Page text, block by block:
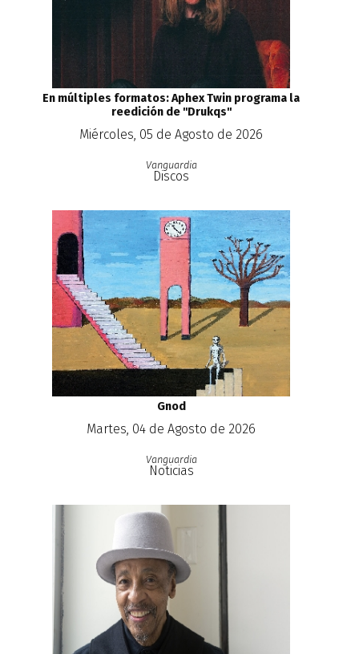
En múltiples formatos: Aphex Twin programa la
reedición de ''Drukqs''
Miércoles, 05 de Agosto de 2026
Vanguardia
Discos
Gnod
Martes, 04 de Agosto de 2026
Vanguardia
Noticias